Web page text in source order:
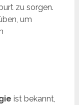
zu sorgen.
um
ist bekannt,